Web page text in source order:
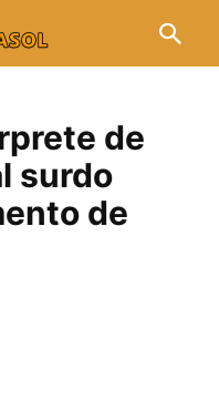
de
surdo
de